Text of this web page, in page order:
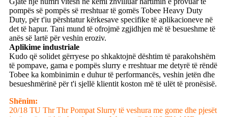
pompës së pompës së rreshtuar të gomës Tobee Heavy Duty
Duty, për t'iu përshtatur kërkesave specifike të aplikacioneve në
det të hapur. Tani mund të ofrojmë zgjidhjen më të besueshme të
anës së lartë për veshin eroziv.
Aplikime industriale
Kudo që solidet gërryese po shkaktojnë dështim të parakohshëm
të pompave, gama e pompës slurry e rreshtuar me detyrë të rëndë
Tobee ka kombinimin e duhur të performancës, veshin jetën dhe
besueshmërinë për t'i sjellë klientit koston më të ulët të pronësisë.
Shënim:
20/18 TU Thr Thr Pompat Slurry të veshura me gome dhe pjesët